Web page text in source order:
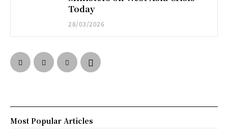
Today
28/03/2026
Most Popular Articles